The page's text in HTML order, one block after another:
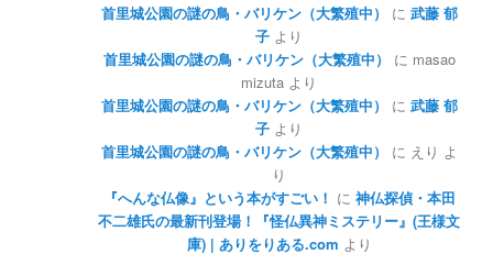
首里城公園の謎の鳥・バリケン（大繁殖中） に 武藤 郁
子 より
首里城公園の謎の鳥・バリケン（大繁殖中）
に masao
mizuta より
首里城公園の謎の鳥・バリケン（大繁殖中）
に 武藤 郁
子 より
首里城公園の謎の鳥・バリケン（大繁殖中）
に えり よ
り
『へんな仏像』という本がすごい！ に 神仏探偵・本田
不二雄氏の最新刊登場！『怪仏異神ミステリー』(王様文
庫) | ありをりある.com より